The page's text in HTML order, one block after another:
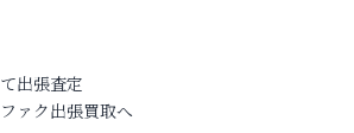
出張査定
ァク出張買取へ